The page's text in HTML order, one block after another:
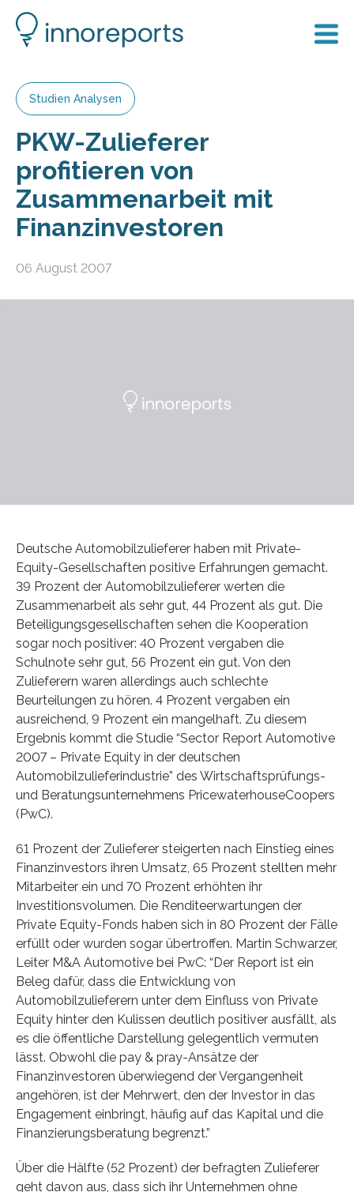
Studien Analysen
PKW-Zulieferer
profitieren von
Zusammenarbeit mit
Finanzinvestoren
06 August 2007
Deutsche Automobilzulieferer haben mit Private-
Equity-Gesellschaften positive Erfahrungen gemacht.
39 Prozent der Automobilzulieferer werten die
Zusammenarbeit als sehr gut, 44 Prozent als gut. Die
Beteiligungsgesellschaften sehen die Kooperation
sogar noch positiver: 40 Prozent vergaben die
Schulnote sehr gut, 56 Prozent ein gut. Von den
Zulieferern waren allerdings auch schlechte
Beurteilungen zu hören. 4 Prozent vergaben ein
ausreichend, 9 Prozent ein mangelhaft. Zu diesem
Ergebnis kommt die Studie “Sector Report Automotive
2007 – Private Equity in der deutschen
Automobilzulieferindustrie” des Wirtschaftsprüfungs-
und Beratungsunternehmens PricewaterhouseCoopers
(PwC).
61 Prozent der Zulieferer steigerten nach Einstieg eines
Finanzinvestors ihren Umsatz, 65 Prozent stellten mehr
Mitarbeiter ein und 70 Prozent erhöhten ihr
Investitionsvolumen. Die Renditeerwartungen der
Private Equity-Fonds haben sich in 80 Prozent der Fälle
erfüllt oder wurden sogar übertroffen. Martin Schwarzer,
Leiter M&A Automotive bei PwC: “Der Report ist ein
Beleg dafür, dass die Entwicklung von
Automobilzulieferern unter dem Einfluss von Private
Equity hinter den Kulissen deutlich positiver ausfällt, als
es die öffentliche Darstellung gelegentlich vermuten
lässt. Obwohl die pay & pray-Ansätze der
Finanzinvestoren überwiegend der Vergangenheit
angehören, ist der Mehrwert, den der Investor in das
Engagement einbringt, häufig auf das Kapital und die
Finanzierungsberatung begrenzt.”
Über die Hälfte (52 Prozent) der befragten Zulieferer
geht davon aus, dass sich ihr Unternehmen ohne